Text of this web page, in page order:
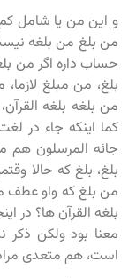
و این من یا شامل
من بلغ من بلغه
حساب داره اگر من
بلغ، من مبلغ
من بلغه بلغه
کما اینکه جاء در
جائه المرسلون هم
بلغ، بلغ که حالا
من بلغ که واو عطف
بلغه القرآن ها؟ در
معنا بود ولکن
است، هم متعدی